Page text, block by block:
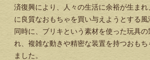
済復興により、人々の生活に余裕が生ま
に良質なおもちゃを買い与えようとする風
同時に、ブリキという素材を使った玩具の
れ、複雑な動きや精密な装置を持つおも
ました。